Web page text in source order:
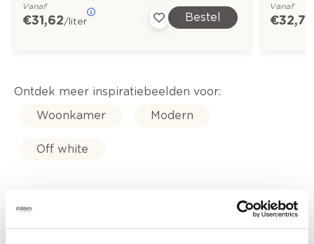
Vanaf
€ 31,62/liter Bestel
Vanaf
€ 32,73
Ontdek meer inspiratiebeelden voor:
Woonkamer
Modern
Off white